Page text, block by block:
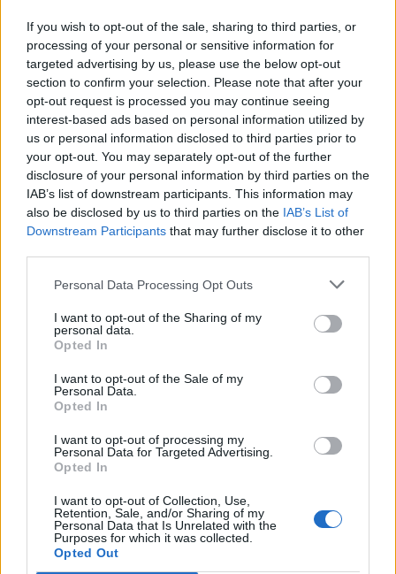
If you wish to opt-out of the sale, sharing to third parties, or
processing of your personal or sensitive information for
targeted advertising by us, please use the below opt-out
section to confirm your selection. Please note that after your
opt-out request is processed you may continue seeing
interest-based ads based on personal information utilized by
us or personal information disclosed to third parties prior to
your opt-out. You may separately opt-out of the further
disclosure of your personal information by third parties on the
IAB’s list of downstream participants. This information may
also be disclosed by us to third parties on the IAB’s List of
Downstream Participants that may further disclose it to other
Personal Data Processing Opt Outs
I want to opt-out of the Sharing of my
personal data.
Opted In
I want to opt-out of the Sale of my
Personal Data.
Opted In
I want to opt-out of processing my
Personal Data for Targeted Advertising.
Opted In
I want to opt-out of Collection, Use,
Retention, Sale, and/or Sharing of my
Personal Data that Is Unrelated with the
Purposes for which it was collected.
Opted Out